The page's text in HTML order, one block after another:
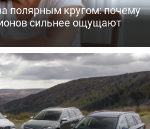
полярным кругом: почему
сильнее ощущают